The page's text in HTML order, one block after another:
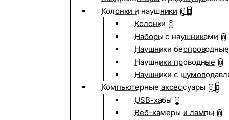
Колонки и наушники 0
Колонки 0
Наборы с наушниками 0
Наушники беспроводные
Наушники проводные 0
Наушники с
Компьютерные аксессуары 0
USB-хабы 0
Веб-камеры и лампы 0